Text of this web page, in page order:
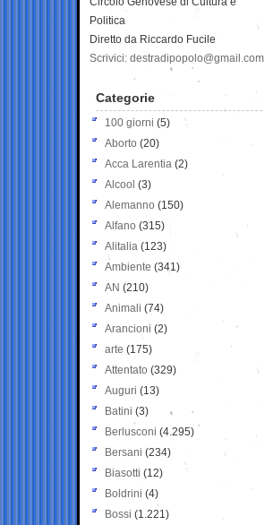
Politica
Diretto da Riccardo Fucile
Scrivici: destradipopolo@gmail.com
Categorie
100 giorni (5)
Aborto (20)
Acca Larentia (2)
Alcool (3)
Alemanno (150)
Alfano (315)
Alitalia (123)
Ambiente (341)
AN (210)
Animali (74)
Arancioni (2)
arte (175)
Attentato (329)
Auguri (13)
Batini (3)
Berlusconi (4.295)
Bersani (234)
Biasotti (12)
Boldrini (4)
Bossi (1.221)